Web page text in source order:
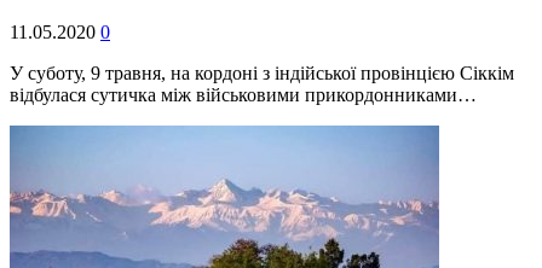
11.05.2020 0
У суботу, 9 травня, на кордоні з індійської провінцією Сіккім
відбулася сутичка між військовими прикордонниками…